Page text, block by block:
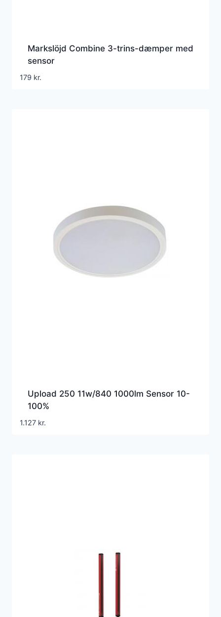
Markslöjd Combine 3-trins-dæmper med
sensor
179 kr.
Upload 250 11w/840 1000lm Sensor 10-
100%
1.127 kr.